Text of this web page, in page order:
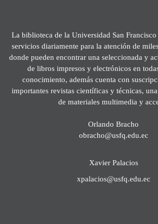
La biblioteca de la Universidad San
servicios diariamente para la atención de
donde pueden encontrar una seleccionada y
de libros impresos y electrónicos en
conocimiento, además cuenta con
importantes revistas científicas y técnicas,
de materiales multimedia y
Orlando Bracho
obracho@usfq.edu.ec
Xavier Palacios
xpalacios@usfq.edu.ec